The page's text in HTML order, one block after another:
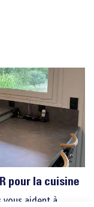
pour la cuisine
aident à
séniors
pour Tous
bains PMR
PMR
Siège PMR
de bains Sénior
à l’italienne sénior
de tout le